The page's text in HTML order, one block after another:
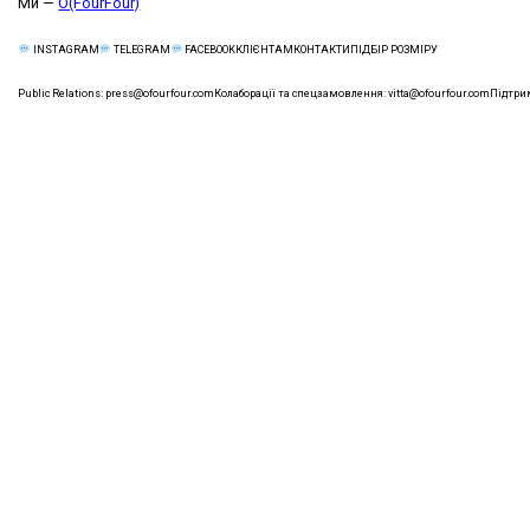
INSTAGRAM TELEGRAM FACEBOOKКЛІЄНТАМ КОНТАКТИ ПІДБІР РОЗМІРУ
Public Relations: press@ofourfour.com Колаборації та спецзамовлення:vitta@ofourfour.com